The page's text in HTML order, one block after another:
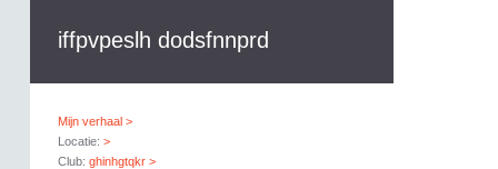
iffpvpeslh dodsfnnprd
Mijn verhaal >
Locatie: >
Club: ghinhgtqkr >